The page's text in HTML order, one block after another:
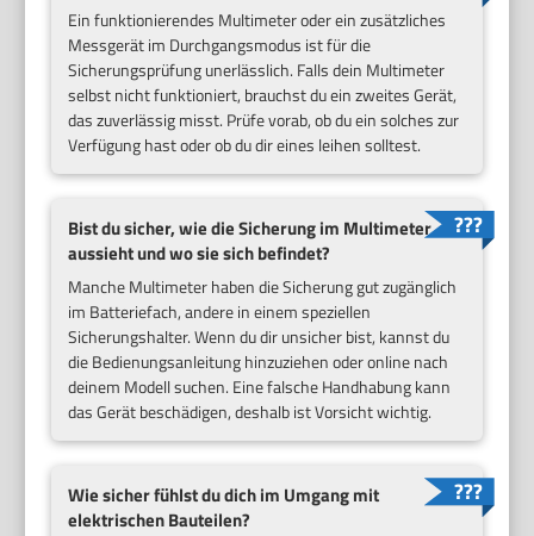
Ein funktionierendes Multimeter oder ein zusätzliches
Messgerät im Durchgangsmodus ist für die
Sicherungsprüfung unerlässlich. Falls dein Multimeter
selbst nicht funktioniert, brauchst du ein zweites Gerät,
das zuverlässig misst. Prüfe vorab, ob du ein solches zur
Verfügung hast oder ob du dir eines leihen solltest.
Bist du sicher, wie die Sicherung im Multimeter
aussieht und wo sie sich befindet?
Manche Multimeter haben die Sicherung gut zugänglich
im Batteriefach, andere in einem speziellen
Sicherungshalter. Wenn du dir unsicher bist, kannst du
die Bedienungsanleitung hinzuziehen oder online nach
deinem Modell suchen. Eine falsche Handhabung kann
das Gerät beschädigen, deshalb ist Vorsicht wichtig.
Wie sicher fühlst du dich im Umgang mit
elektrischen Bauteilen?